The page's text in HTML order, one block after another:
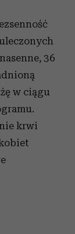
36
w ciągu
krwi